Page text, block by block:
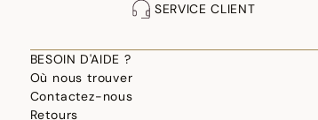
SERVICE CLIENT
BESOIN D'AIDE ?
Où nous trouver
Contactez-nous
Retours